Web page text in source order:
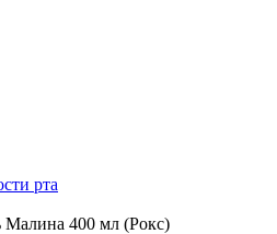
рта
Малина 400 мл (Рокс)